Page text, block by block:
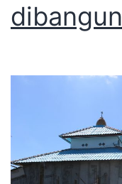
dibangun